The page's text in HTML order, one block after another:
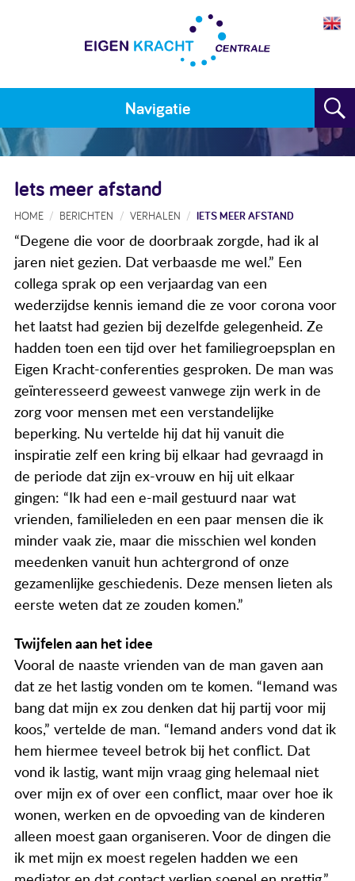
Navigatie
Home
Plan maken
Training
Voor wie
Resultaten
Meedoen
Actueel
Contact
Iets meer afstand
HOME BERICHTEN VERHALEN IETS MEER AFSTAND
“Degene die voor de doorbraak zorgde, had ik al
jaren niet gezien. Dat verbaasde me wel.” Een
collega sprak op een verjaardag van een
wederzijdse kennis iemand die ze voor corona voor
het laatst had gezien bij dezelfde gelegenheid. Ze
hadden toen een tijd over het familiegroepsplan en
Eigen Kracht-conferenties gesproken. De man was
geïnteresseerd geweest vanwege zijn werk in de
zorg voor mensen met een verstandelijke
beperking. Nu vertelde hij dat hij vanuit die
inspiratie zelf een kring bij elkaar had gevraagd in
de periode dat zijn ex-vrouw en hij uit elkaar
gingen: “Ik had een e-mail gestuurd naar wat
vrienden, familieleden en een paar mensen die ik
minder vaak zie, maar die misschien wel konden
meedenken vanuit hun achtergrond of onze
gezamenlijke geschiedenis. Deze mensen lieten als
eerste weten dat ze zouden komen.”
Twijfelen aan het idee
Vooral de naaste vrienden van de man gaven aan
dat ze het lastig vonden om te komen. “Iemand was
bang dat mijn ex zou denken dat hij partij voor mij
koos,” vertelde de man. “Iemand anders vond dat ik
hem hiermee teveel betrok bij het conflict. Dat
vond ik lastig, want mijn vraag ging helemaal niet
over mijn ex of over een conflict, maar over hoe ik
wonen, werken en de opvoeding van de kinderen
alleen moest gaan organiseren. Voor de dingen die
ik met mijn ex moest regelen hadden we een